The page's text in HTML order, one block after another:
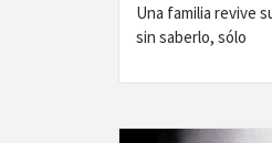
Una familia revive
sin saberlo, sólo